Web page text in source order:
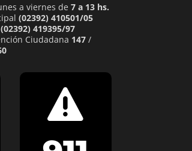
a viernes de 7 a 13 hs.
(02392) 410501/05
(02392) 419395/97
Ciudadana 147/
